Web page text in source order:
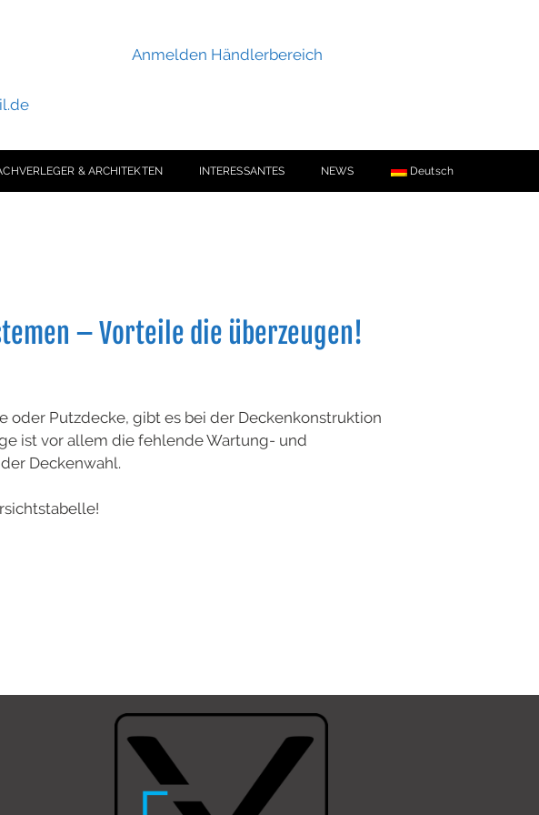
Anmelden Händlerbereich
& ARCHITEKTEN INTERESSANTES NEWS Deutsch
– Vorteile die überzeugen!
oder Putzdecke, gibt es bei der Deckenkonstruktion
ist vor allem die fehlende Wartung- und
Deckenwahl.